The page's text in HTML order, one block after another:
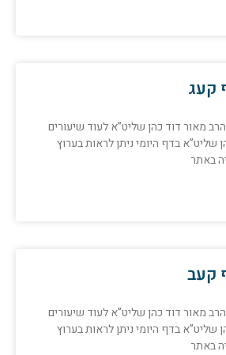
קעג
מאור דוד כהן שליט”א לעוד שיעורים
שליט”א בדף היומי ניתן לראות בערוץ
באתר
קעב
מאור דוד כהן שליט”א לעוד שיעורים
שליט”א בדף היומי ניתן לראות בערוץ
באתר